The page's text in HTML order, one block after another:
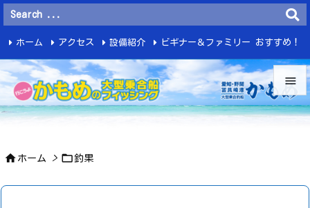


ホーム アクセス 設備紹介 ビギナー＆ファミリー おすすめ！
釣 果
 ホーム > 釣果